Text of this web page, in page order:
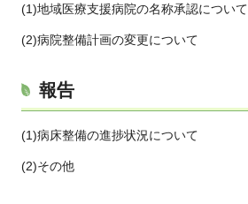
(1)地域医療支援病院の名称承認について
(2)病院整備計画の変更について
報告
(1)病床整備の進捗状況について
(2)その他